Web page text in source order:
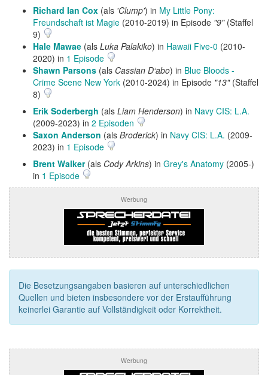
Richard Ian Cox (als 'Clump') in My Little Pony:
Freundschaft ist Magie (2010-2019) in Episode "9"(Staffel
9)
Hale Mawae (als Luka Palakiko) in Hawaii Five-0 (2010-
2020) in 1 Episode
Shawn Parsons (als Cassian D‘abo) in Blue Bloods -
Crime Scene New York (2010-2024) in Episode "13"(Staffel
8)
Erik Soderbergh (als Liam Henderson) in Navy CIS: L.A.
(2009-2023) in 2 Episoden
Saxon Anderson (als Broderick) in Navy CIS: L.A. (2009-
2023) in 1 Episode
Brent Walker(als Cody Arkins) in Grey's Anatomy (2005-)
in 1 Episode
Werbung
Die Besetzungsangaben basieren auf unterschiedlichen
Quellen und bieten insbesondere vor der Erstaufführung
keinerlei Garantie auf Vollständigkeit oder Korrektheit.
Werbung